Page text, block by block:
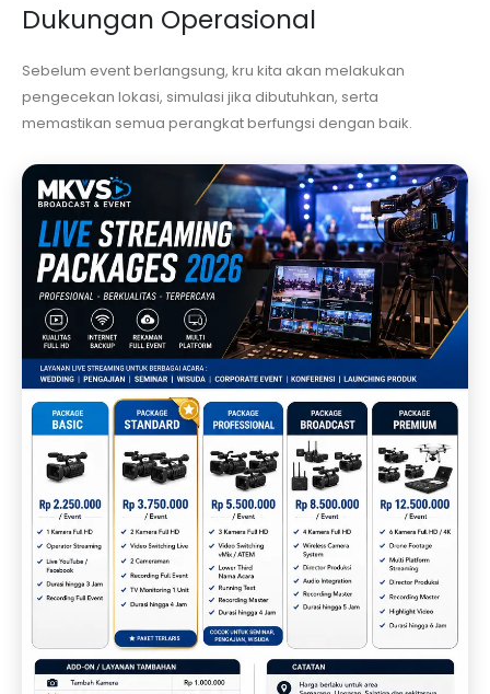
Dukungan Operasional
Sebelum event berlangsung, kru kita akan melakukan
pengecekan lokasi, simulasi jika dibutuhkan, serta
memastikan semua perangkat berfungsi dengan baik.